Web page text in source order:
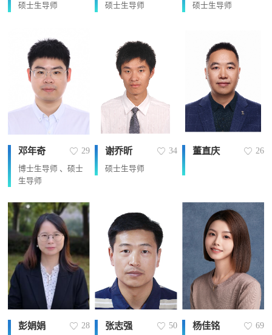
硕士生导师 硕士生导师 硕士生导师
邓年奇 29
博士生导师 、硕士
生导师
谢乔昕 34
硕士生导师
董直庆 26
彭娟娟 28 张志强 50 杨佳铭 69